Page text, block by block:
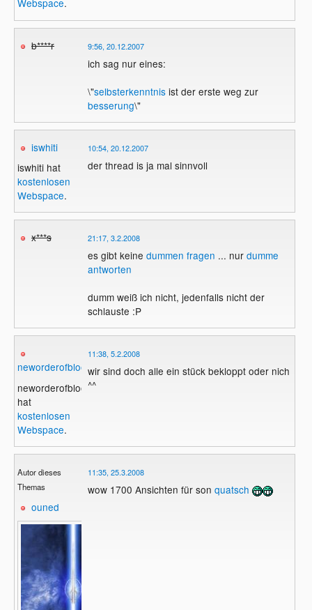
Webspace.
b****r 9:56, 20.12.2007
ich sag nur eines:
\"selbsterkenntnisist der erste weg zur
besserung\"
iswhiti
iswhiti hat
kostenlosen
Webspace.
10:54, 20.12.2007
der thread is ja mal sinnvoll
x***s 21:17, 3.2.2008
es gibt keine dummen fragen ... nur dumme
antworten
dumm weiß ich nicht, jedenfalls nicht der
schlauste :P
neworderofblood
neworderofblood
hat
kostenlosen
Webspace.
11:38, 5.2.2008
wir sind doch alle ein stück bekloppt oder nich
^^
Autor dieses
Themas
ouned
11:35, 25.3.2008
wow 1700 Ansichten für son quatsch